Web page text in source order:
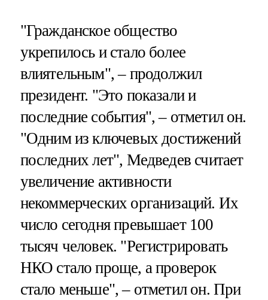
"Гражданское общество
укрепилось и стало более
влиятельным", – продолжил
президент. "Это показали и
последние события", – отметил он.
"Одним из ключевых достижений
последних лет", Медведев считает
увеличение активности
некоммерческих организаций. Их
число сегодня превышает 100
тысяч человек. "Регистрировать
НКО стало проще, а проверок
стало меньше", – отметил он. При